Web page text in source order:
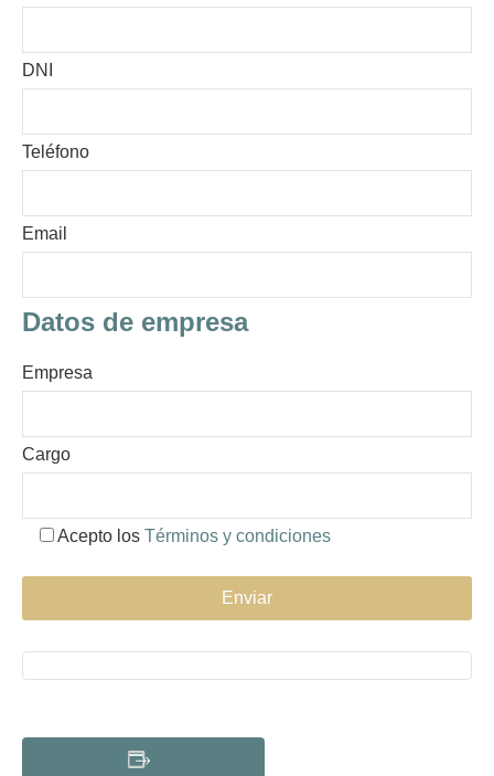
DNI
Teléfono
Email
Datos de empresa
Empresa
Cargo
Acepto los Términos y condiciones